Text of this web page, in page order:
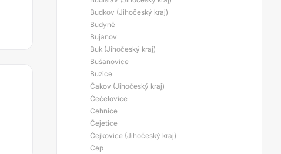
Budkov (Jihočeský kraj)
Budyně
Bujanov
Buk (Jihočeský kraj)
Bušanovice
Buzice
Čakov (Jihočeský kraj)
Čečelovice
Cehnice
Čejetice
Čejkovice (Jihočeský kraj)
Cep